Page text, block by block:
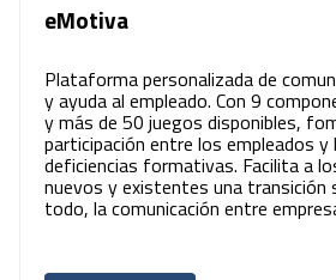
eMotiva
Plataforma personalizada de
y ayuda al empleado. Con 9
y más de 50 juegos disponibles,
participación entre los empleados y
deficiencias formativas. Facilita a
nuevos y existentes una transición
todo, la comunicación entre